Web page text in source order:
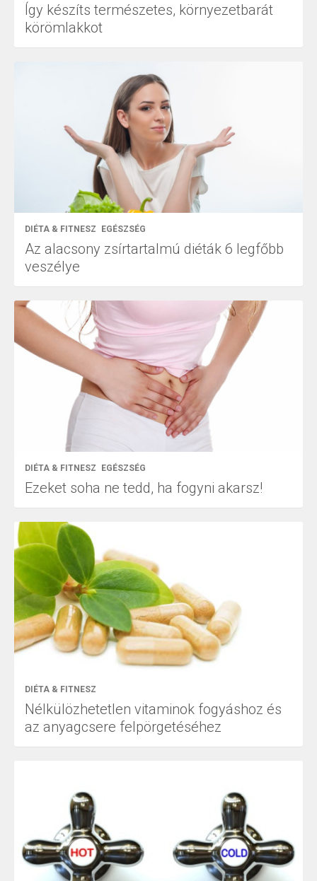
Így készíts természetes, környezetbarát
körömlakkot
DIÉTA & FITNESZ EGÉSZSÉG
Az alacsony zsírtartalmú diéták 6 legfőbb
veszélye
DIÉTA & FITNESZ EGÉSZSÉG
Ezeket soha ne tedd, ha fogyni akarsz!
DIÉTA & FITNESZ
Nélkülözhetetlen vitaminok fogyáshoz és
az anyagcsere felpörgetéséhez